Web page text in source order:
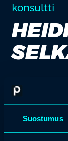
Suostumus
konsultti
add_2